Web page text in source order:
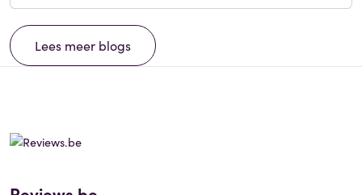
Lees meer blogs